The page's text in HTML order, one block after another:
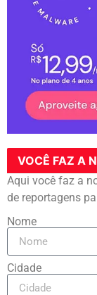
VOCÊ FAZ A
Aqui você faz a
de reportagens
Nome
Cidade